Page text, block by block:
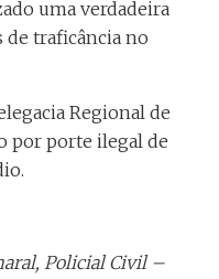
uma verdadeira
de traficância no
Regional de
por porte ilegal de
Policial Civil –